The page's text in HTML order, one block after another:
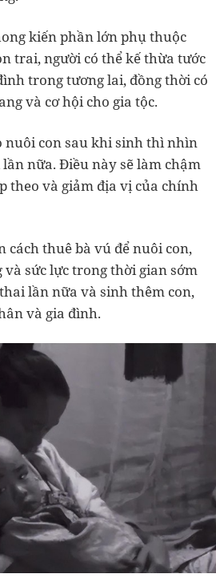
kiến phần lớn phụ thuộc
trai, người có thể kế thừa tước
trong tương lai, đồng thời có
và cơ hội cho gia tộc.
nuôi con sau khi sinh thì nhìn
nữa. Điều này sẽ làm chậm
theo và giảm địa vị của chính
cách thuê bà vú để nuôi con,
và sức lực trong thời gian sớm
lần nữa và sinh thêm con,
và gia đình.